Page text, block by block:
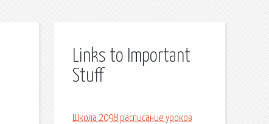
Links to Important
Stuff
Школа 2098 расписание уроков